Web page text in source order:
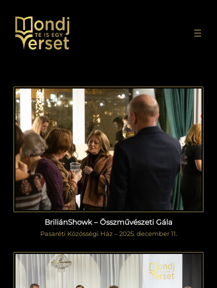
tartalomhoz
BriliánShowk – Összművészeti Gála
Pasaréti Közösségi Ház – 2025. december 11.